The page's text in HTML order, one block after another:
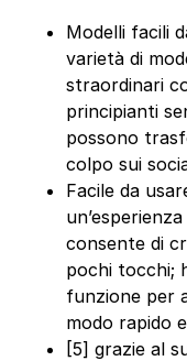
Modelli facili
varietà di
straordinari
principianti
possono
colpo sui
Facile da
consente di
pochi tocchi;
funzione per
modo rapido
[5] grazie al